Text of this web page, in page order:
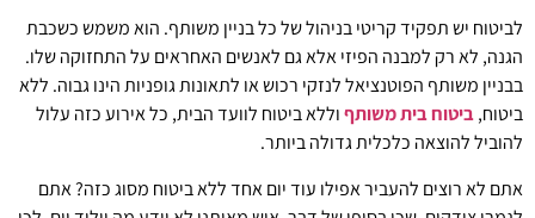
לביטוח יש תפקיד קריטי בניהול של כל בניין משותף. הוא משמש כשכבת
הגנה, לא רק למבנה הפיזי אלא גם לאנשים האחראים על התחזוקה שלו.
בבניין משותף הפוטנציאל לנזקי רכוש או לתאונות גופניות הינו גבוה. ללא
ביטוח,ביטוח בית משותףוללא ביטוח לוועד הבית, כל אירוע כזה עלול
להוביל להוצאה כלכלית גדולה ביותר.
אתם לא רוצים להעביר אפילו עוד יום אחד ללא ביטוח מסוג כזה? אתם